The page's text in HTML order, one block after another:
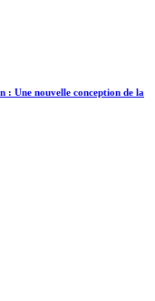
: Une nouvelle conception de la